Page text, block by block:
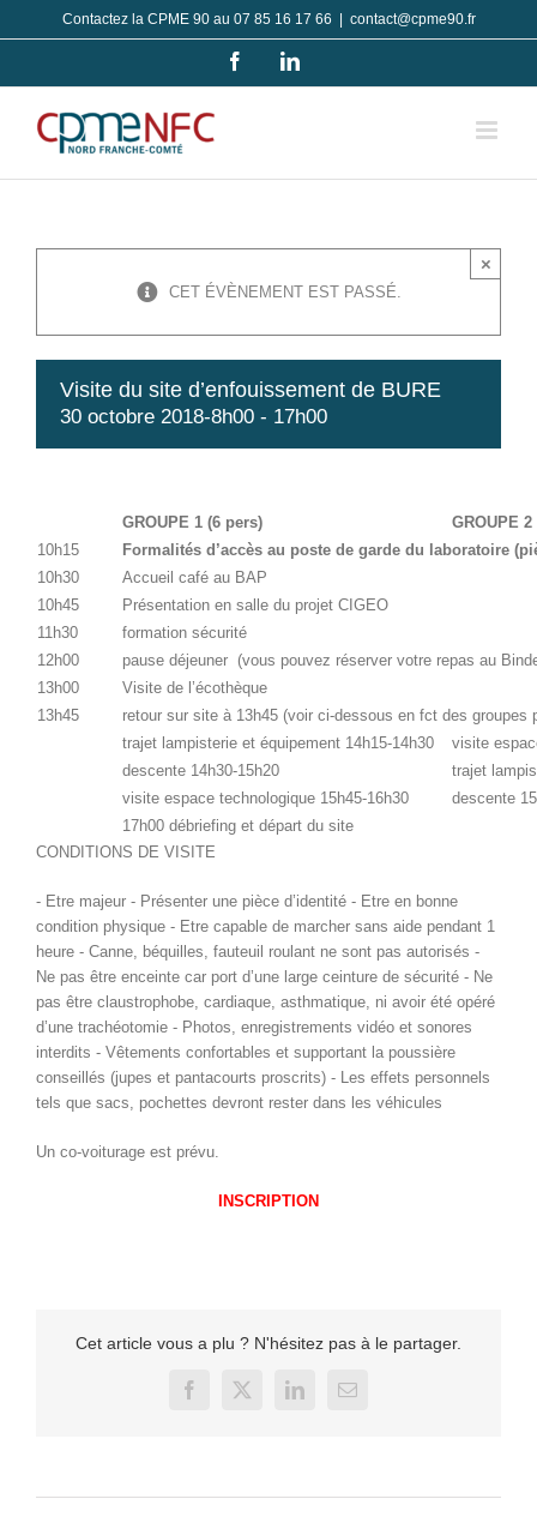
au
Contactez la CPME 90 au 07 85 16 17 66 contact@cpme90.fr
FacebookLinkedIn
CET ÉVÈNEMENT EST PASSÉ.
×
Visite du site d’enfouissement de BURE
30 octobre 2018-8h00 - 17h00
GROUPE 1 (6 pers)
GROUPE
10h15
Formalités d’accès au poste de garde du laboratoire
10h30
Accueil café au BAP
10h45
Présentation en salle du projet CIGEO
11h30
formation sécurité
12h00
pause déjeuner (vous pouvez réserver votre repas au
13h00
Visite de l’écothèque
13h45
retour sur site à 13h45 (voir ci-dessous en fct des groupes
trajet lampisterie et équipement 14h15-14h30
visite
descente 14h30-15h20
trajet
visite espace technologique 15h45-16h30
descente
17h00 débriefing et départ du site
CONDITIONS DE VISITE
‐ Etre majeur ‐ Présenter une pièce d’identité ‐ Etre en bonne
condition physique ‐ Etre capable de marcher sans aide pendant 1
heure ‐ Canne, béquilles, fauteuil roulant ne sont pas autorisés ‐
Ne pas être enceinte car port d’une large ceinture de sécurité ‐ Ne
pas être claustrophobe, cardiaque, asthmatique, ni avoir été opéré
d’une trachéotomie ‐ Photos, enregistrements vidéo et sonores
interdits ‐ Vêtements confortables et supportant la poussière
conseillés (jupes et pantacourts proscrits) ‐ Les effets personnels
tels que sacs, pochettes devront rester dans les véhicules
Un co-voiturage est prévu.
INSCRIPTION
Cet article vous a plu ? N'hésitez pas à le partager.
Facebook
X LinkedInEmail